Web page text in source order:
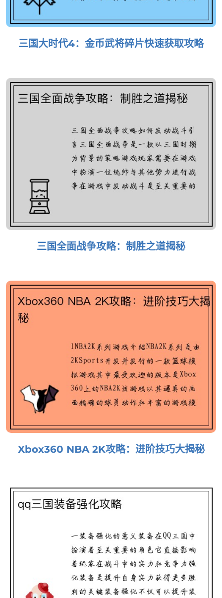
三国大时代4：金币武将碎片快速获取攻略
三国全面战争攻略：制胜之道揭秘
Xbox360 NBA 2K攻略：进阶技巧大揭秘